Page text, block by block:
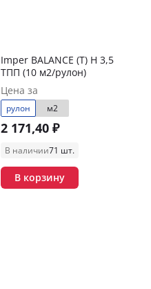
Imper BALANCE (Т) Н 3,5
ТПП (10 м2/рулон)
Цена за
рулон м2
2 171,40 ₽
В наличии71 шт.
В корзину